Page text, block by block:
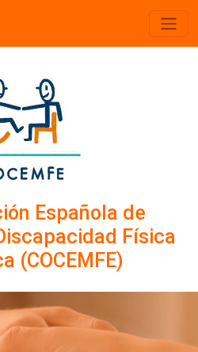
Española de
Física
(COCEMFE)